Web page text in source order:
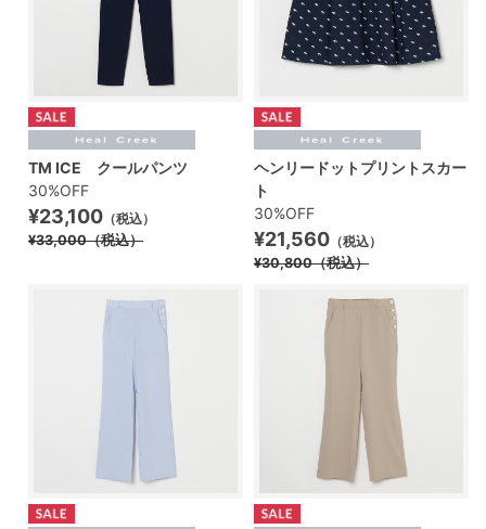
TM ICE クールパンツ
30%OFF
¥23,100 （税込）
¥33,000（税込）
ヘンリードットプリントスカー
ト
30%OFF
¥21,560 （税込）
¥30,800（税込）